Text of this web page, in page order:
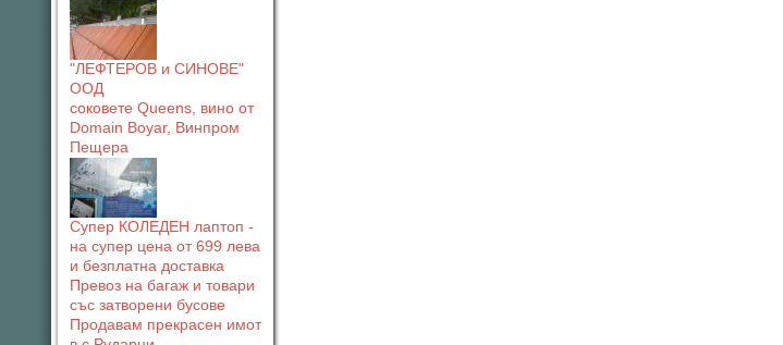
"ЛЕФТЕРОВ и СИНОВЕ"
ООД
соковете Queens, вино от
Domain Boyar, Винпром
Пещера
Супер КОЛЕДЕН лаптоп -
на супер цена от 699 лева
и безплатна доставка
Превоз на багаж и товари
със затворени бусове
Продавам прекрасен имот